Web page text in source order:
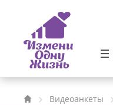
Видеоанкеты